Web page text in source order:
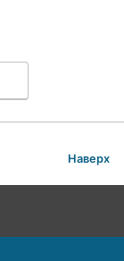
Наверх